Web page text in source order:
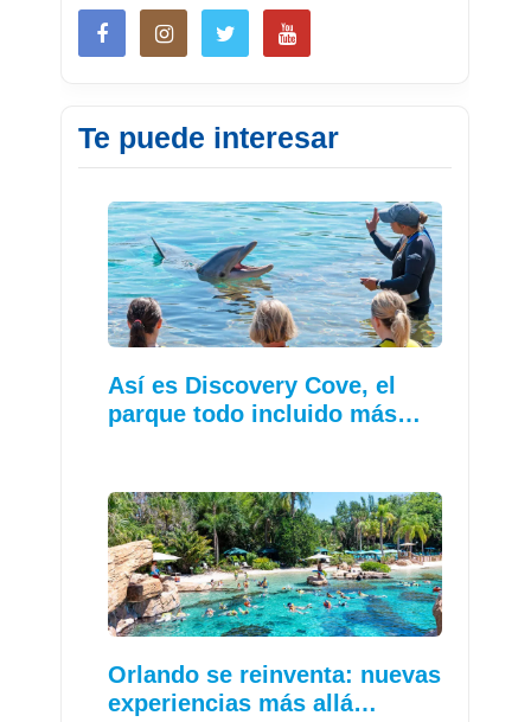
Te puede interesar
Así es Discovery Cove, el
parque todo incluido más…
Orlando se reinventa: nuevas
experiencias más allá…